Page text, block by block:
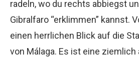
radeln, wo du rechts abbiegst
Gibralfaro “erklimmen” kannst.
einen herrlichen Blick auf die
von Málaga. Es ist eine